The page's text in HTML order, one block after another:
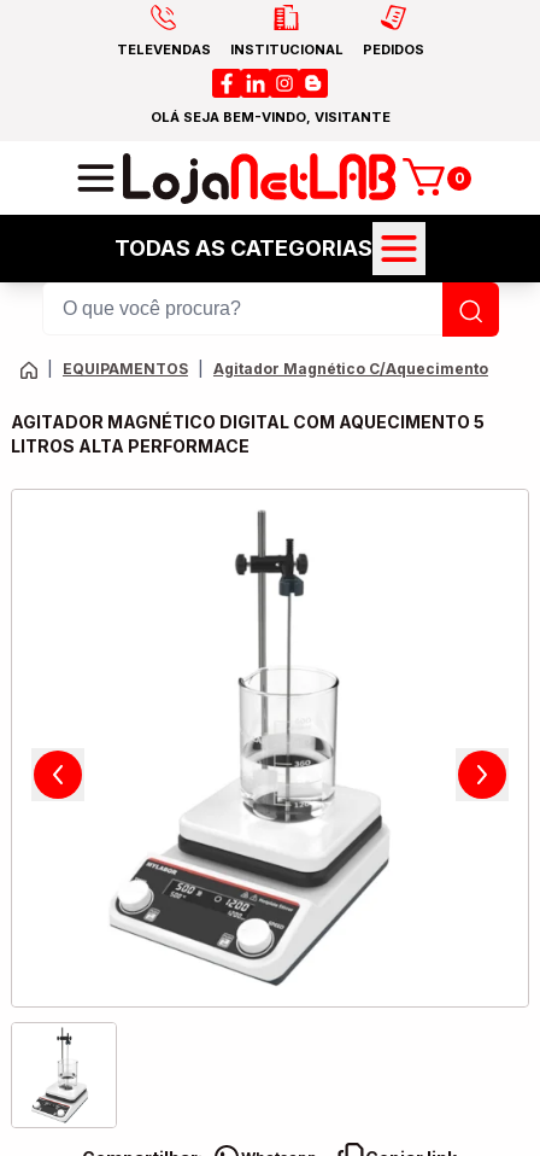
TELEVENDAS INSTITUCIONAL PEDIDOS
OLÁ SEJA BEM-VINDO, VISITANTE
0
TODAS AS CATEGORIAS
EQUIPAMENTOS Agitador Magnético C/Aquecimento
AGITADOR MAGNÉTICO DIGITAL COM AQUECIMENTO 5
LITROS ALTA PERFORMACE